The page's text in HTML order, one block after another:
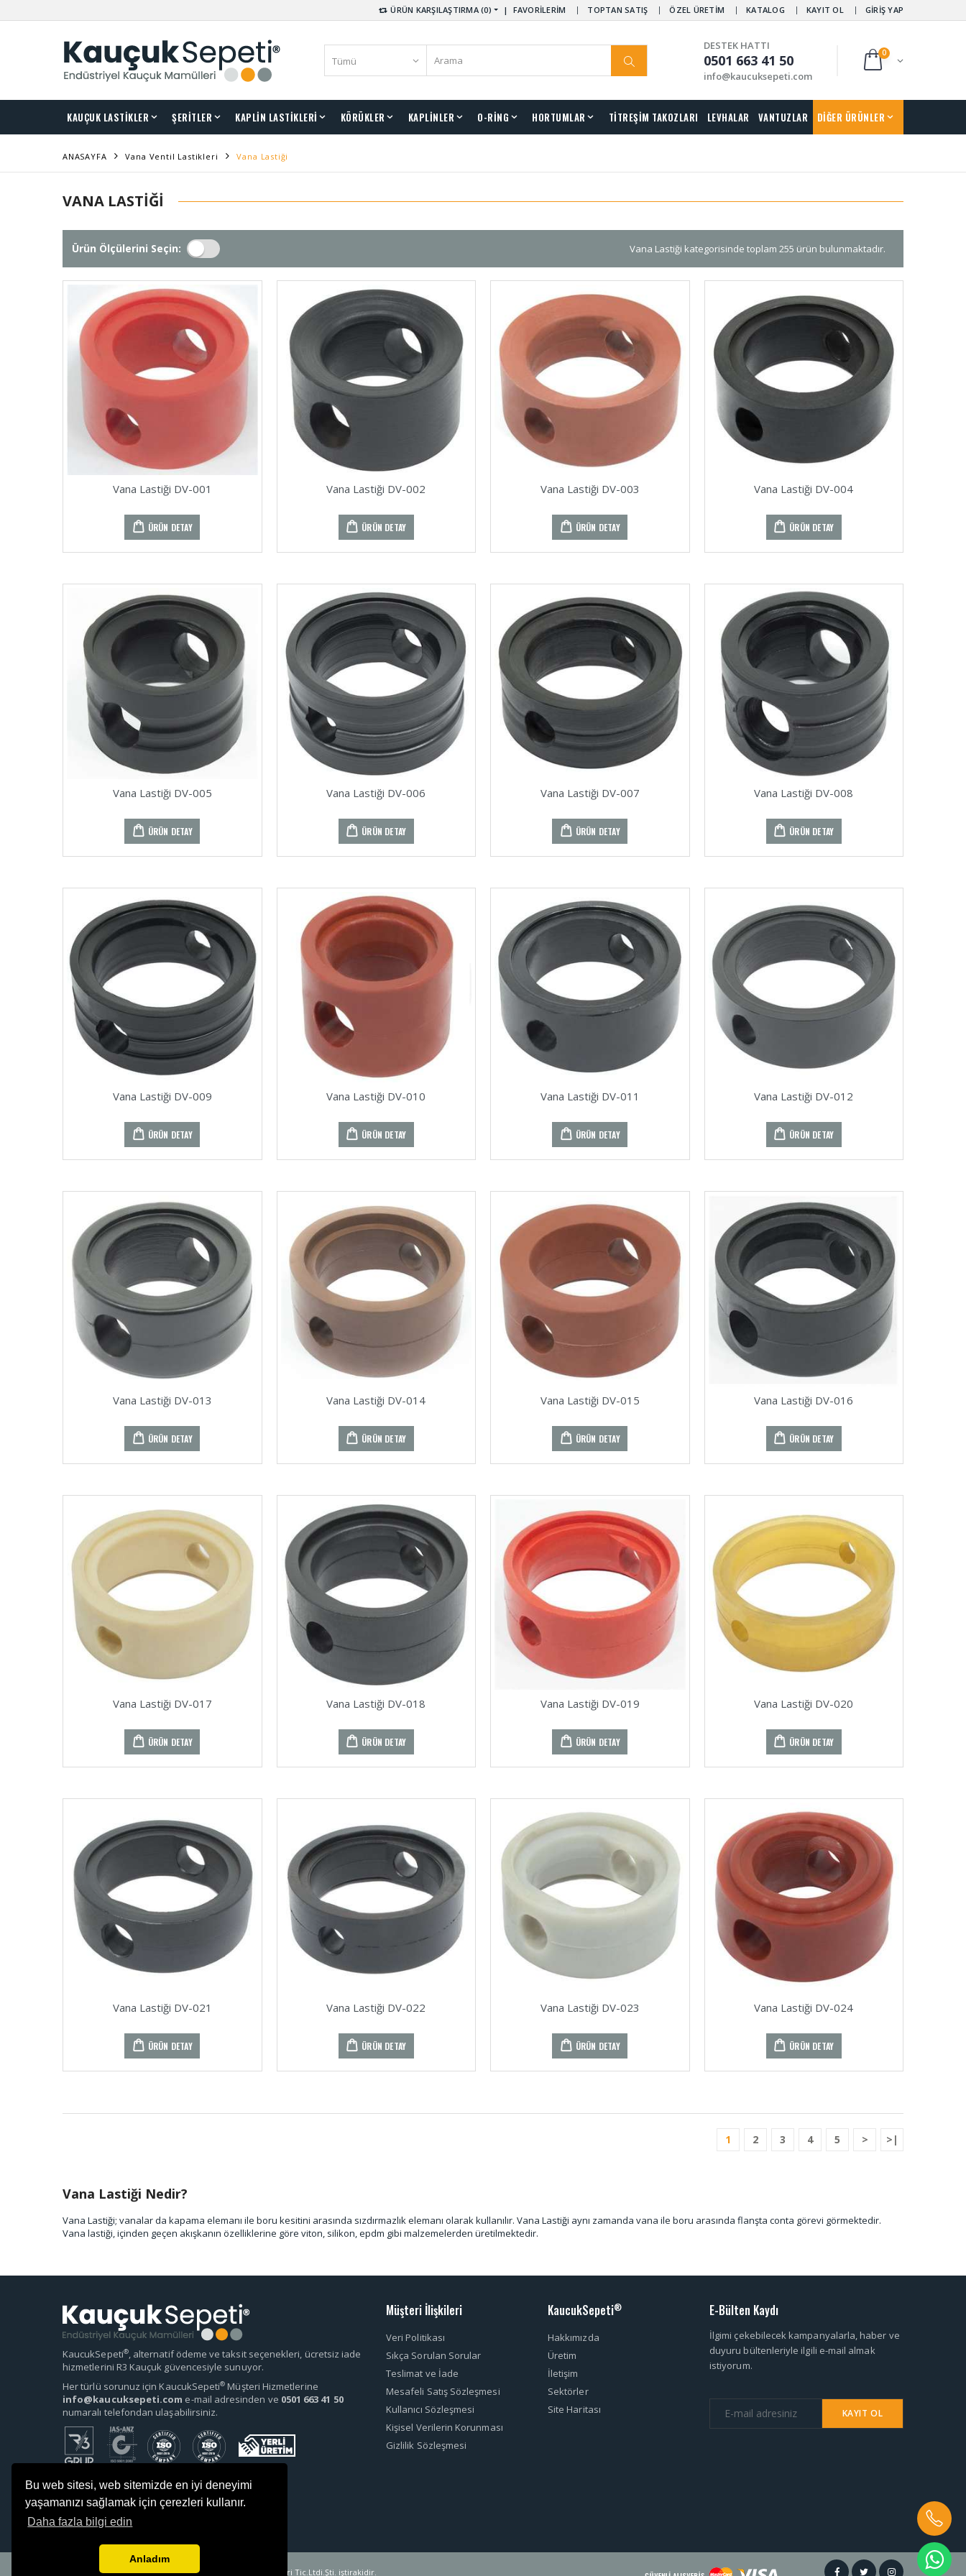
Bu web sitesi, web sitemizde en iyi deneyimi
yaşamanızı sağlamak için çerezleri kullanır.
Daha fazla bilgi edin
Anladım
ÜRÜN KARŞILAŞTIRMA (0) | FAVORİLERİM TOPTAN SATIŞ ÖZEL ÜRETİM KATALOG KAYIT OL GİRİŞ YAP
DESTEK HATTI
0501 663 41 50
info@kaucuksepeti.com
0
KAUÇUK LASTİKLER ŞERİTLER KAPLİN LASTİKLERİ KÖRÜKLER KAPLİNLER O-RİNG HORTUMLAR TİTREŞİM TAKOZLARI LEVHALAR VANTUZLAR DİĞER ÜRÜNLER
ANASAYFA Vana Ventil Lastikleri Vana Lastiği
VANA LASTIĞI
Ürün Ölçülerini Seçin: Vana Lastiği kategorisinde toplam 255 ürün bulunmaktadır.
Vana Lastiği DV-001
ÜRÜN DETAY
Vana Lastiği DV-002
ÜRÜN DETAY
Vana Lastiği DV-003
ÜRÜN DETAY
Vana Lastiği DV-004
ÜRÜN DETAY
Vana Lastiği DV-005
ÜRÜN DETAY
Vana Lastiği DV-006
ÜRÜN DETAY
Vana Lastiği DV-007
ÜRÜN DETAY
Vana Lastiği DV-008
ÜRÜN DETAY
Vana Lastiği DV-009
ÜRÜN DETAY
Vana Lastiği DV-010
ÜRÜN DETAY
Vana Lastiği DV-011
ÜRÜN DETAY
Vana Lastiği DV-012
ÜRÜN DETAY
Vana Lastiği DV-013
ÜRÜN DETAY
Vana Lastiği DV-014
ÜRÜN DETAY
Vana Lastiği DV-015
ÜRÜN DETAY
Vana Lastiği DV-016
ÜRÜN DETAY
Vana Lastiği DV-017
ÜRÜN DETAY
Vana Lastiği DV-018
ÜRÜN DETAY
Vana Lastiği DV-019
ÜRÜN DETAY
Vana Lastiği DV-020
ÜRÜN DETAY
Vana Lastiği DV-021
ÜRÜN DETAY
Vana Lastiği DV-022
ÜRÜN DETAY
Vana Lastiği DV-023
ÜRÜN DETAY
Vana Lastiği DV-024
ÜRÜN DETAY
1 2 3 4 5 > >|
Vana Lastiği Nedir?
Vana Lastiği; vanalar da kapama elemanı ile boru kesitini arasında sızdırmazlık elemanı olarak kullanılır. Vana Lastiği aynı zamanda vana ile boru arasında flanşta conta görevi görmektedir.
Vana lastiği, içinden geçen akışkanın özelliklerine göre viton, silikon, epdm gibi malzemelerden üretilmektedir.
KaucukSepeti®, alternatif ödeme ve taksit seçenekleri, ücretsiz iade
hizmetlerini R3 Kauçuk güvencesiyle sunuyor.
Her türlü sorunuz için KaucukSepeti® Müşteri Hizmetlerine
info@kaucuksepeti.com e-mail adresinden ve 0501 663 41 50
numaralı telefondan ulaşabilirsiniz.
Müşteri İlişkileri
Veri Politikası
Sıkça Sorulan Sorular
Teslimat ve İade
Mesafeli Satış Sözleşmesi
Kullanıcı Sözleşmesi
Kişisel Verilerin Korunması
Gizlilik Sözleşmesi
KaucukSepeti®
Hakkımızda
Üretim
İletişim
Sektörler
Site Haritası
E-Bülten Kaydı
İlgimi çekebilecek kampanyalarla, haber ve
duyuru bültenleriyle ilgili e-mail almak
istiyorum.
Copyright. © 2018 R3 Grup Yapı Gıda ve Bilişim Teknolojileri Tic.Ltdi.Şti. iştirakidir.